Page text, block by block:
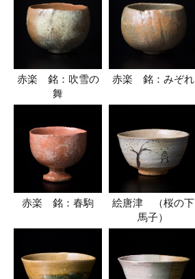
赤楽 銘：吹雪の
舞
赤楽 銘：みぞれ
赤楽 銘：春駒
絵唐津 （桜の下
馬子）